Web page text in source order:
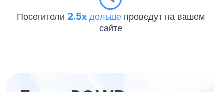
Посетители 2.5x дольше проведут на вашем
сайте